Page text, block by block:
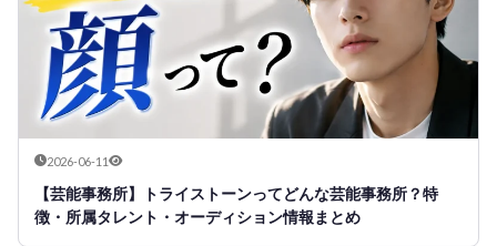
2026-06-11
【芸能事務所】トライストーンってどんな芸能事務所？特
徴・所属タレント・オーディション情報まとめ